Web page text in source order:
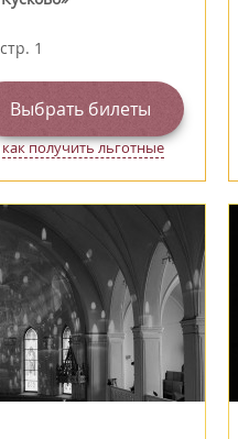
1
Выбрать билеты
как получить льготные